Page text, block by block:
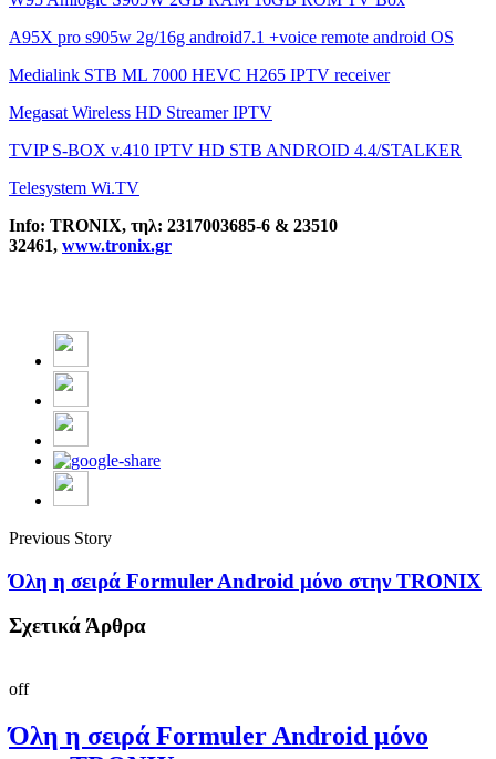
A95X pro s905w 2g/16g android7.1 +voice remote android OS
Medialink STB ML 7000 HEVC H265 IPTV receiver
Megasat Wireless HD Streamer IPTV
TVIP S-BOX v.410 IPTV HD STB ANDROID 4.4/STALKER
Telesystem Wi.TV
Info: TRONIX, τηλ: 2317003685-6 & 23510
32461, www.tronix.gr
Previous Story
Όλη η σειρά Formuler Android μόνο στην TRONIX
Σχετικά Άρθρα
off
Όλη η σειρά Formuler Android μόνο